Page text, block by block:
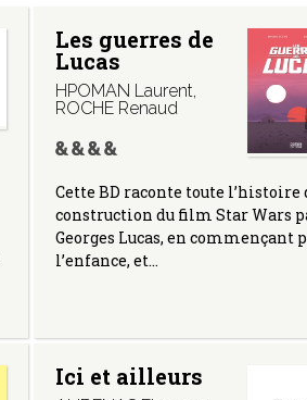
Les guerres de
Lucas
HPOMAN Laurent,
ROCHE Renaud
Cette BD raconte toute l’histoire
construction du film Star Wars
Georges Lucas, en commençant
l’enfance, et…
Ici et ailleurs